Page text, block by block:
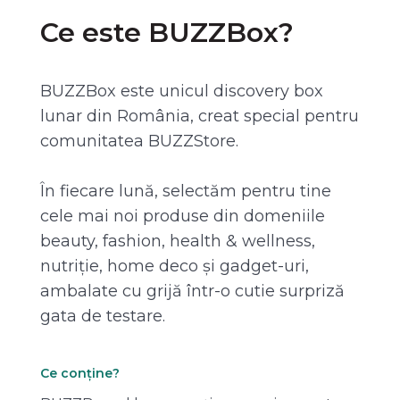
Ce este BUZZBox?
BUZZBox este unicul discovery box
lunar din România, creat special pentru
comunitatea BUZZStore.
În fiecare lună, selectăm pentru tine
cele mai noi produse din domeniile
beauty, fashion, health & wellness,
nutriție, home deco și gadget-uri,
ambalate cu grijă într-o cutie surpriză
gata de testare.
Ce conține?